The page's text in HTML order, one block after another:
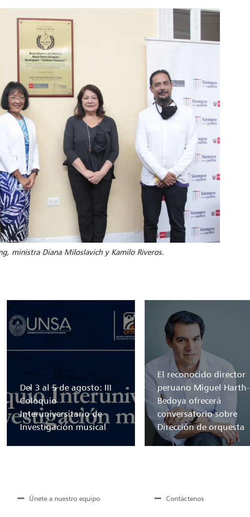
ministra Diana Miloslavich y Kamilo Riveros.
Del 3 al 5 de agosto: III
Coloquio
Interuniversitario de
Investigación musical
El reconocido director
peruano Miguel Harth-
Bedoya ofrecerá
conversatorio sobre
Dirección de orquesta
Únete a nuestro equipo Contáctenos